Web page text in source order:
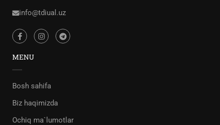
info@tdiual.uz
MENU
Bosh sahifa
Biz haqimizda
Ochiq ma`lumotlar